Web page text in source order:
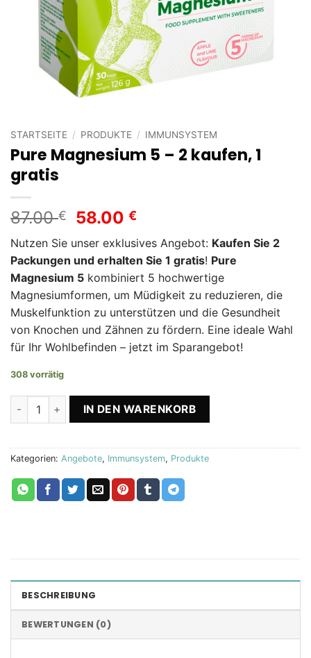
STARTSEITE / PRODUKTE / IMMUNSYSTEM
Pure Magnesium 5 – 2 kaufen, 1
gratis
87.00€
Ursprünglicher
war:
87.00 €
58.00€Aktueller
ist:
58.00 €.
Nutzen Sie unser exklusives Angebot: Kaufen Sie 2
Packungen und erhalten Sie 1 gratis! Pure
Magnesium 5 kombiniert 5 hochwertige
Magnesiumformen, um Müdigkeit zu reduzieren, die
Muskelfunktion zu unterstützen und die Gesundheit
von Knochen und Zähnen zu fördern. Eine ideale Wahl
für Ihr Wohlbefinden – jetzt im Sparangebot!
308 vorrätig
Pure Magnesium 5 – 2 kaufen, 1 gratis Menge
IN DEN WARENKORB
Kategorien: Angebote, Immunsystem, Produkte
BESCHREIBUNG
BEWERTUNGEN (0)